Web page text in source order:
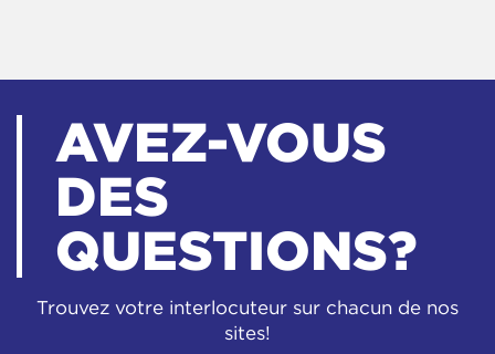
AVEZ-VOUS
DES
QUESTIONS?
Trouvez votre interlocuteur sur chacun de nos
sites!